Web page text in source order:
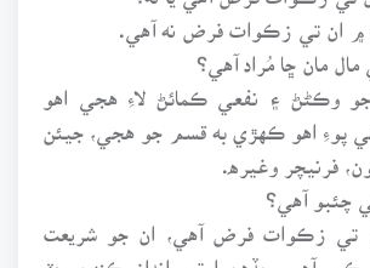
۾ ان تي زڪوات فرض نه آهي.
مان ڇا مُراد آهي؟
جو وڪڻڻ ۽ نفعي ڪمائڻ لاءِ هجي اهو
پوءِ اهو ڪهڙي به قسم جو هجي، جيئن
فرنيچر وغيره.
چئبو آهي؟
تي زڪوات فرض آهي، ان جو شريعت
ڪيو آهي، جڏهن اوترو انداز ڪنهن وٽ